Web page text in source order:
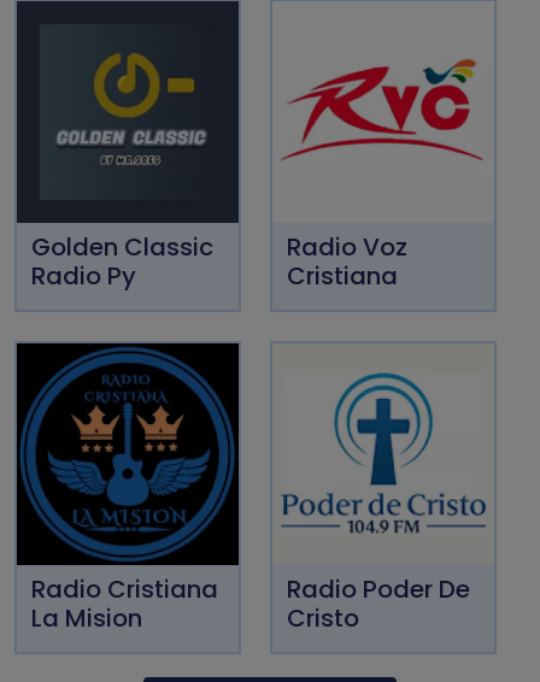
Golden Classic
Radio Py
Radio Voz
Cristiana
Radio Cristiana
La Mision
Radio Poder De
Cristo